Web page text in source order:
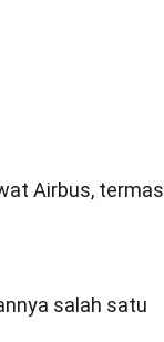
Airbus,
salah satu